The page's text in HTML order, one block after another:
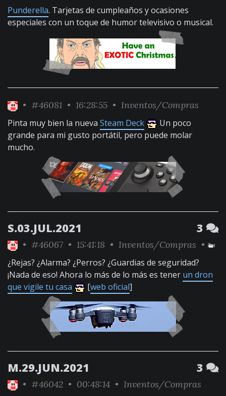
Punderella. Tarjetas de cumpleaños y ocasiones
especiales con un toque de humor televisivo o musical.
• #46081 • 16:28:55 • Inventos/Compras
Pinta muy bien la nueva Steam Deck
Un poco
grande para mi gusto portátil, pero puede molar
mucho.
S.03.JUL.2021 3
• #46067 • 15:41:18 • Inventos/Compras •
¿Rejas? ¿Alarma? ¿Perros? ¿Guardias de seguridad?
¡Nada de eso! Ahora lo más de lo más es tener un dron
que vigile tu casa
[web oficial]
M.29.JUN.2021 3
• #46042 • 00:48:14 • Inventos/Compras